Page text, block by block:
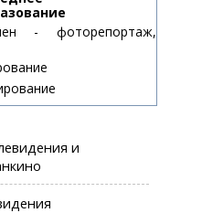
- фоторепортаж,
и